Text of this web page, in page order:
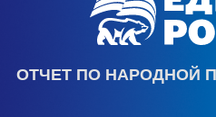
ОТЧЕТ ПО НАРОДНОЙ